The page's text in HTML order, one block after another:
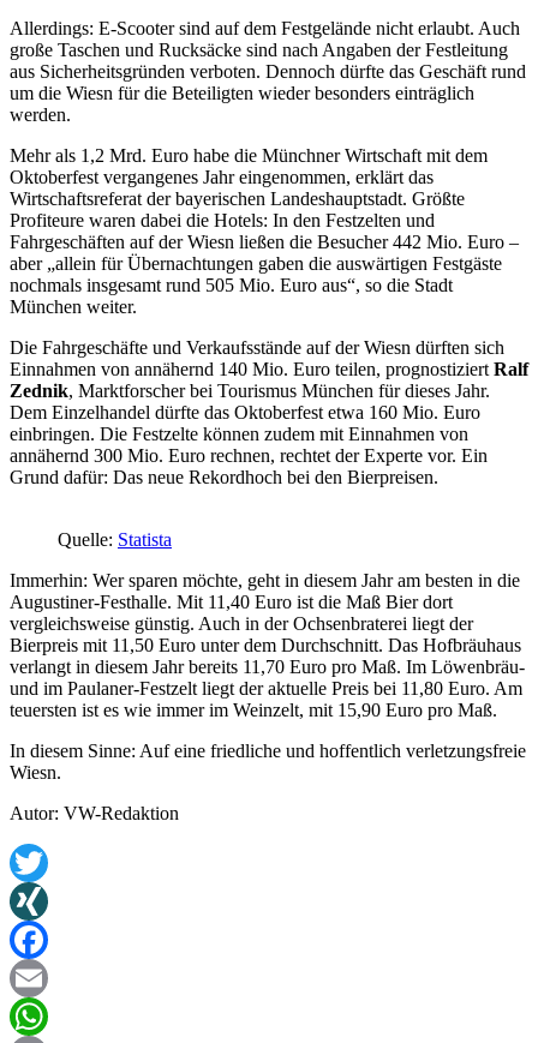
Allerdings: E-Scooter sind auf dem Festgelände nicht erlaubt. Auch
große Taschen und Rucksäcke sind nach Angaben der Festleitung
aus Sicherheitsgründen verboten. Dennoch dürfte das Geschäft rund
um die Wiesn für die Beteiligten wieder besonders einträglich
werden.
Mehr als 1,2 Mrd. Euro habe die Münchner Wirtschaft mit dem
Oktoberfest vergangenes Jahr eingenommen, erklärt das
Wirtschaftsreferat der bayerischen Landeshauptstadt. Größte
Profiteure waren dabei die Hotels: In den Festzelten und
Fahrgeschäften auf der Wiesn ließen die Besucher 442 Mio. Euro –
aber „allein für Übernachtungen gaben die auswärtigen Festgäste
nochmals insgesamt rund 505 Mio. Euro aus“, so die Stadt
München weiter.
Die Fahrgeschäfte und Verkaufsstände auf der Wiesn dürften sich
Einnahmen von annähernd 140 Mio. Euro teilen, prognostiziertRalf
Zednik, Marktforscher bei Tourismus München für dieses Jahr.
Dem Einzelhandel dürfte das Oktoberfest etwa 160 Mio. Euro
einbringen. Die Festzelte können zudem mit Einnahmen von
annähernd 300 Mio. Euro rechnen, rechtet der Experte vor. Ein
Grund dafür: Das neue Rekordhoch bei den Bierpreisen.
Quelle: Statista
Immerhin: Wer sparen möchte, geht in diesem Jahr am besten in die
Augustiner-Festhalle. Mit 11,40 Euro ist die Maß Bier dort
vergleichsweise günstig. Auch in der Ochsenbraterei liegt der
Bierpreis mit 11,50 Euro unter dem Durchschnitt. Das Hofbräuhaus
verlangt in diesem Jahr bereits 11,70 Euro pro Maß. Im Löwenbräu-
und im Paulaner-Festzelt liegt der aktuelle Preis bei 11,80 Euro. Am
teuersten ist es wie immer im Weinzelt, mit 15,90 Euro pro Maß.
In diesem Sinne: Auf eine friedliche und hoffentlich verletzungsfreie
Wiesn.
Autor: VW-Redaktion
Twitter
XING
Facebook
Email